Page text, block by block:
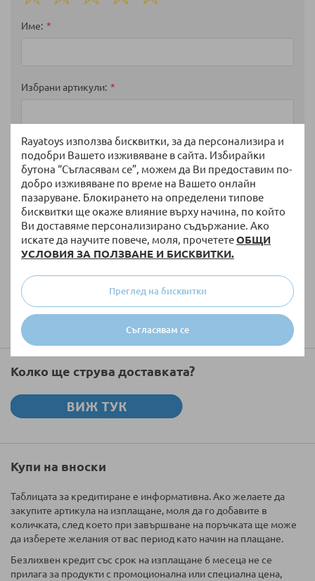
Rayatoys използва бисквитки, за да персонализира и
подобри Вашето изживяване в сайта. Избирайки
бутона “Съгласявам се”, можем да Ви предоставим по-
добро изживяване по време на Вашето онлайн
пазаруване. Блокирането на определени типове
бисквитки ще окаже влияние върху начина, по който
Ви доставяме персонализирано съдържание. Ако
искате да научите повече, моля, прочететеОБЩИ
УСЛОВИЯ ЗА ПОЛЗВАНЕ И БИСКВИТКИ.
Съгласявам се
Преглед на бисквитки
star
stars
stars
stars
stars
Име
Избрани артикули
Мнение
Изпратете
Колко ще струва доставката?
Купи на вноски
Таблицата за кредитиране е информативна. Ако желаете да
закупите артикула на изплащане, моля да го добавите в
количката, след което при завършване на поръчката ще може
да изберете желания от вас период като начин на плащане.
Безлихвен кредит със срок на изплащане 6 месеца не се
прилага за продукти с промоционална или специална цена,